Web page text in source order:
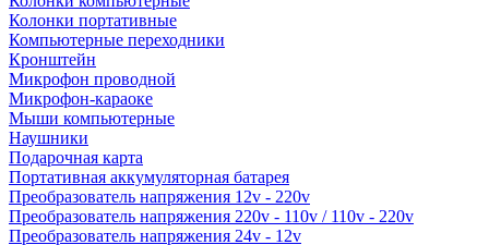
Колонки портативные
Компьютерные переходники
Кронштейн
Микрофон проводной
Микрофон-караоке
Мыши компьютерные
Наушники
Подарочная карта
Портативная аккумуляторная батарея
Преобразователь напряжения 12v - 220v
Преобразователь напряжения 220v - 110v / 110v - 220v
Преобразователь напряжения 24v - 12v